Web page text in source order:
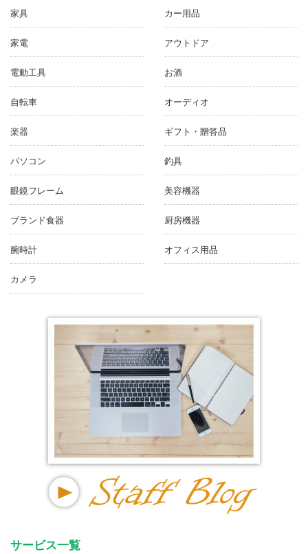
家具
家電
電動工具
自転車
楽器
パソコン
眼鏡フレーム
ブランド食器
腕時計
カメラ
カー用品
アウトドア
お酒
オーディオ
ギフト・贈答品
釣具
美容機器
厨房機器
オフィス用品
サービス一覧